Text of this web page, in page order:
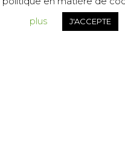
plus
J'ACCEPTE